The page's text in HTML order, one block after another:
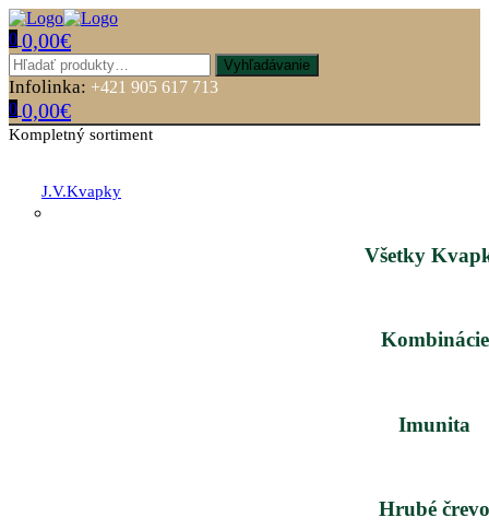
0 0,00€
Vyhľadávanie
Infolinka: +421 905 617 713
0 0,00€
Kompletný sortiment
J.V.Kvapky
Všetky
Kombinácie
Imunita
Hrubé črevo